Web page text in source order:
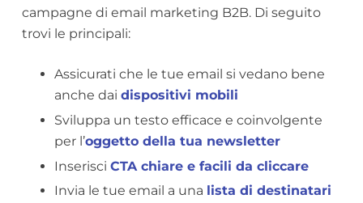
campagne di email marketing B2B. Di seguito
trovi le principali:
Assicurati che le tue email si vedano bene
anche dai dispositivi mobili
Sviluppa un testo efficace e coinvolgente
per l’oggetto della tua newsletter
Inserisci CTA chiare e facili da cliccare
Invia le tue email a una lista di destinatari